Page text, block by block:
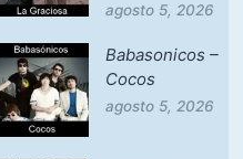
agosto 5, 2026
Babasonicos –
Cocos
agosto 5, 2026